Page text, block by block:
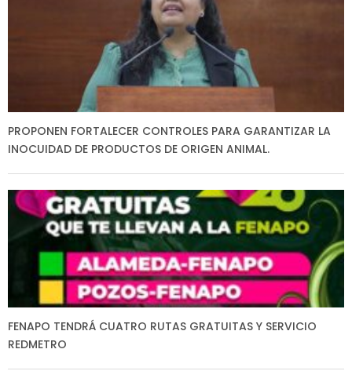
PROPONEN FORTALECER CONTROLES PARA GARANTIZAR LA
INOCUIDAD DE PRODUCTOS DE ORIGEN ANIMAL.
FENAPO TENDRÁ CUATRO RUTAS GRATUITAS Y SERVICIO
REDMETRO